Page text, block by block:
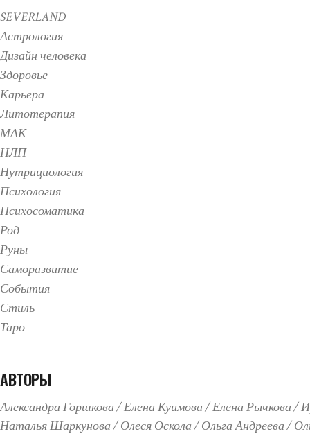
SEVERLAND
Астрология
Дизайн человека
Здоровье
Карьера
Литотерапия
МАК
НЛП
Нутрициология
Психология
Психосоматика
Род
Руны
Саморазвитие
События
Стиль
Таро
АВТОРЫ
Александра Горшкова Елена Куимова Елена Рычкова
Наталья Шаркунова
Олеся Оскола Ольга Андреева